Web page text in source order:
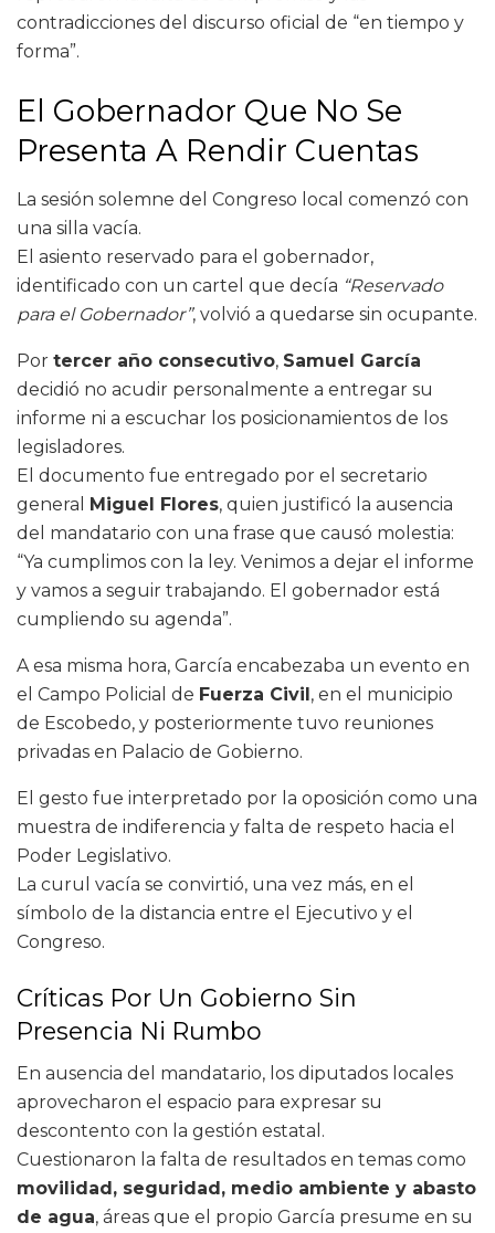
contradicciones del discurso oficial de “en tiempo y
forma”.
El Gobernador Que No Se
Presenta A Rendir Cuentas
La sesión solemne del Congreso local comenzó con
una silla vacía.
El asiento reservado para el gobernador,
identificado con un cartel que decía “Reservado
para el Gobernador”, volvió a quedarse sin ocupante.
Por tercer año consecutivo, Samuel García
decidió no acudir personalmente a entregar su
informe ni a escuchar los posicionamientos de los
legisladores.
El documento fue entregado por el secretario
general
Miguel Flores, quien justificó la ausencia
del mandatario con una frase que causó molestia:
“Ya cumplimos con la ley. Venimos a dejar el informe
y vamos a seguir trabajando. El gobernador está
cumpliendo su agenda”.
A esa misma hora, García encabezaba un evento en
el Campo Policial de Fuerza Civil , en el municipio
de Escobedo, y posteriormente tuvo reuniones
privadas en Palacio de Gobierno.
El gesto fue interpretado por la oposición como una
muestra de indiferencia y falta de respeto hacia el
Poder Legislativo.
La curul vacía se convirtió, una vez más, en el
símbolo de la distancia entre el Ejecutivo y el
Congreso.
Críticas Por Un Gobierno Sin
Presencia Ni Rumbo
En ausencia del mandatario, los diputados locales
aprovecharon el espacio para expresar su
descontento con la gestión estatal.
Cuestionaron la falta de resultados en temas como
movilidad, seguridad, medio ambiente y abasto
de agua, áreas que el propio García presume en su